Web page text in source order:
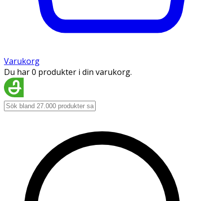
Varukorg
Du har 0 produkter i din varukorg.